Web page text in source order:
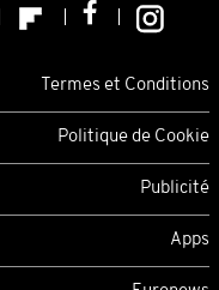
Termes et Conditions
Politique de Cookie
Publicité
Apps